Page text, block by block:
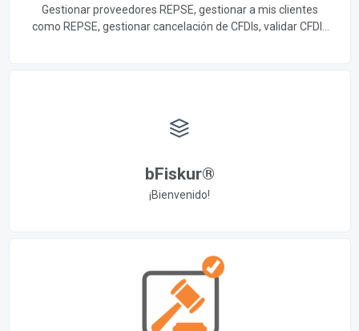
Gestionar proveedores REPSE, gestionar a mis clientes
como REPSE, gestionar cancelación de CFDIs, validar CFDIs
bFiskur®
¡Bienvenido!